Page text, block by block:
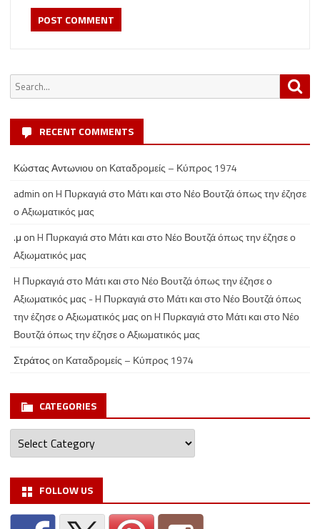
Search
for:
RECENT COMMENTS
Κώστας Αντωνιου on Καταδρομείς – Κύπρος 1974
admin onH Πυρκαγιά στο Μάτι και στο Νέο Βουτζά όπως την έζησε
ο Αξιωματικός μας
.μ onH Πυρκαγιά στο Μάτι και στο Νέο Βουτζά όπως την έζησε ο
Αξιωματικός μας
H Πυρκαγιά στο Μάτι και στο Νέο Βουτζά όπως την έζησε ο
Αξιωματικός μας - H Πυρκαγιά στο Μάτι και στο Νέο Βουτζά όπως
την έζησε ο Αξιωματικός μας onH Πυρκαγιά στο Μάτι και στο Νέο
Βουτζά όπως την έζησε ο Αξιωματικός μας
Στράτος on Καταδρομείς – Κύπρος 1974
CATEGORIES
Categories
FOLLOW US